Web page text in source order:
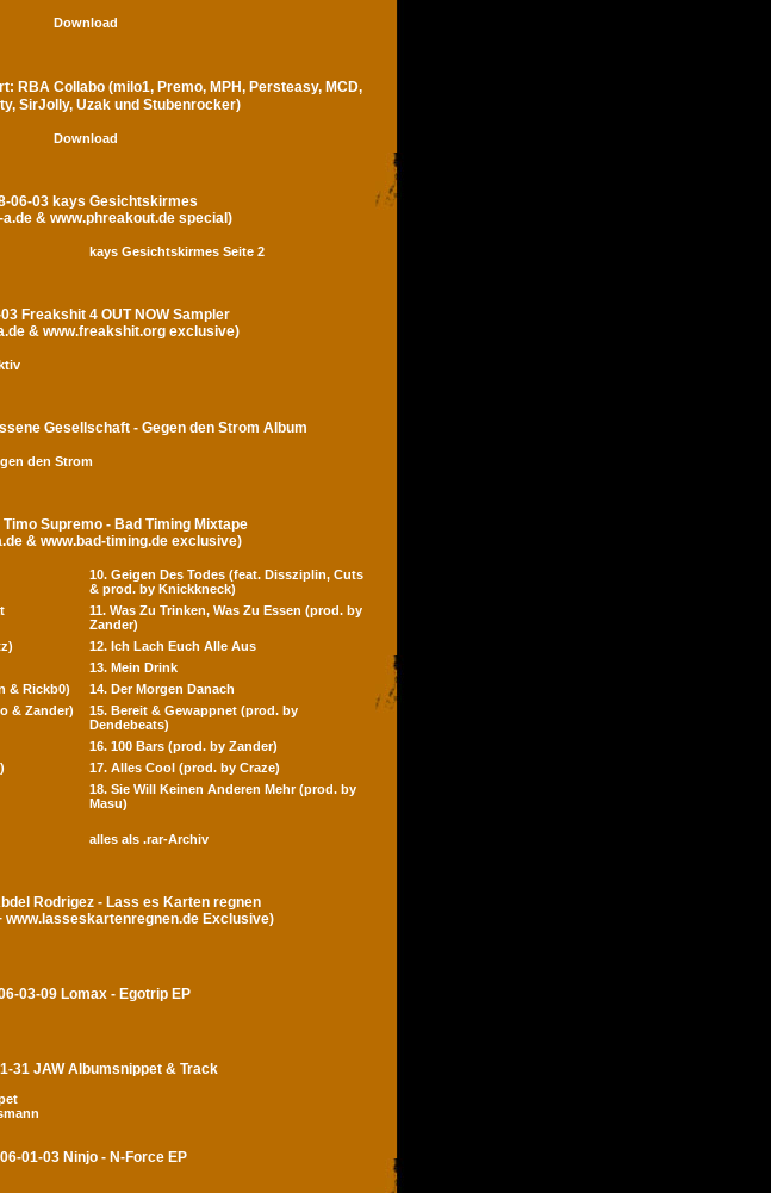
Download
RBA Collabo (milo1, Premo, MPH, Persteasy, MCD,
SirJolly, Uzak und Stubenrocker)
Download
06-03 kays Gesichtskirmes
a.de & www.phreakout.de special)
kays Gesichtskirmes Seite 2
Freakshit 4 OUT NOW Sampler
& www.freakshit.org exclusive)
Gesellschaft - Gegen den Strom Album
den Strom
Timo Supremo - Bad Timing Mixtape
& www.bad-timing.de exclusive)
10. Geigen Des Todes (feat. Dissziplin, Cuts
& prod. by Knickkneck)
11. Was Zu Trinken, Was Zu Essen (prod. by
Zander)
12. Ich Lach Euch Alle Aus
13. Mein Drink
& Rickb0)
14. Der Morgen Danach
& Zander)
15. Bereit & Gewappnet (prod. by
Dendebeats)
16. 100 Bars (prod. by Zander)
17. Alles Cool (prod. by Craze)
18. Sie Will Keinen Anderen Mehr (prod. by
Masu)
alles als .rar-Archiv
Rodrigez - Lass es Karten regnen
www.lasseskartenregnen.de Exclusive)
03-09 Lomax - Egotrip EP
31 JAW Albumsnippet & Track
01-03 Ninjo - N-Force EP